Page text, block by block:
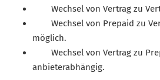
Wechsel von Vertrag zu
Wechsel von Prepaid zu
möglich.
Wechsel von Vertrag zu
anbieterabhängig.